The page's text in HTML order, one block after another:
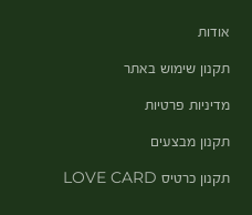
אודות
תקנון שימוש באתר
מדיניות פרטיות
תקנון מבצעים
תקנון כרטיס LOVE CARD